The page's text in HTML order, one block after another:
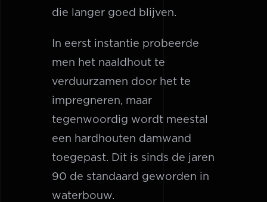
die langer goed blijven.
In eerst instantie probeerde
men het naaldhout te
verduurzamen door het te
impregneren, maar
tegenwoordig wordt meestal
een hardhouten damwand
toegepast. Dit is sinds de jaren
90 de standaard geworden in
waterbouw.